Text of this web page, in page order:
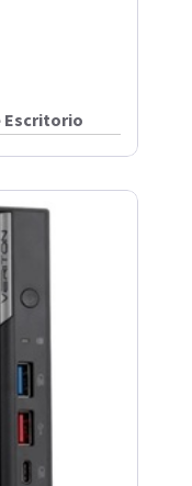
Escritorio